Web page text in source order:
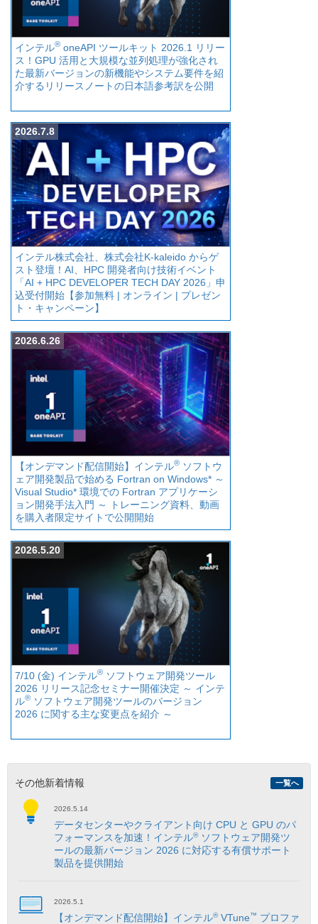
インテル® oneAPI ツールキット 2026.1 リリー
ス！GPU 活用と大規模な並列処理が強化され
た最新バージョンの新機能やシステム要件を紹
介するリリースノートの日本語参考訳を公開
2026.7.8
インテル株式会社、株式会社K-kaleido からゲ
スト登壇！AI、HPC 開発者向け技術イベント
「AI + HPC DEVELOPER TECH DAY 2026」申
込受付開始【参加無料 | オンライン | プレゼン
ト・キャンペーン】
2026.6.26
【オンデマンド配信開始】インテル® ソフトウ
ェア開発製品で始める Fortran on Windows* ～
Visual Studio* 環境での Fortran アプリケーシ
ョン開発手法入門 ～ トレーニング資料、動画
を購入者限定サイトで公開開始
2026.5.20
7/10 (金) インテル® ソフトウェア開発ツール
2026 リリース記念セミナー開催決定 ～ インテ
ル® ソフトウェア開発ツールのバージョン
2026 に関する主な変更点を紹介 ～
一覧へ
その他新着情報
2026.5.14
データセンターやクライアント向け CPU と GPU のパ
フォーマンスを加速！インテル®ソフトウェア開発ツ
ールの最新バージョン 2026 に対応する有償サポート
製品を提供開始
2026.5.1
【オンデマンド配信開始】インテル®VTune™ プロファ